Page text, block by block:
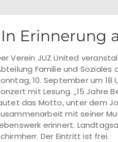
In Erinnerung
Verein JUZ United
Familie und Soziales
10. September um 18
mit Lesung. „15 Jahre
das Motto, unter dem
mit seiner
erinnert.
Der Eintritt ist frei.